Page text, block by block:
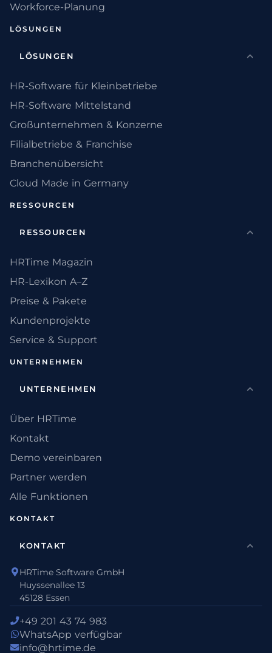
Workforce-Planung
LÖSUNGEN
LÖSUNGEN
HR-Software für Kleinbetriebe
HR-Software Mittelstand
Großunternehmen & Konzerne
Filialbetriebe & Franchise
Branchenübersicht
Cloud Made in Germany
RESSOURCEN
RESSOURCEN
HRTime Magazin
HR-Lexikon A–Z
Preise & Pakete
Kundenprojekte
Service & Support
UNTERNEHMEN
UNTERNEHMEN
Über HRTime
Kontakt
Demo vereinbaren
Partner werden
Alle Funktionen
KONTAKT
KONTAKT
HRTime Software GmbH
Huyssenallee 13
45128 Essen
+49 201 43 74 983
WhatsApp verfügbar
info@hrtime.de